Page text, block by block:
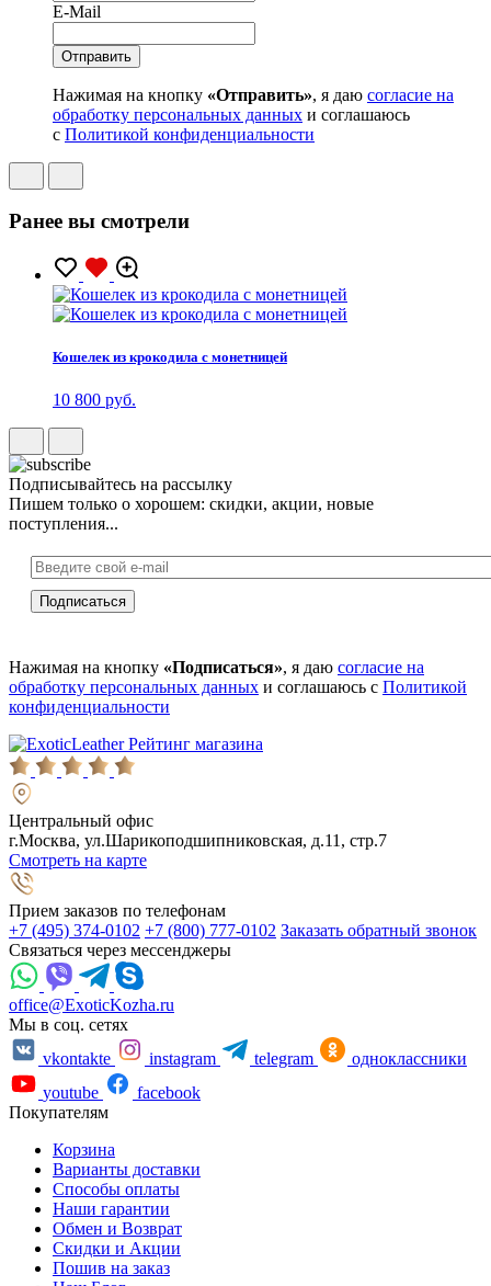
E-Mail
Нажимая на кнопку «Отправить», я даю согласие на
обработку персональных данных и соглашаюсь
с Политикой конфиденциальности
Ранее вы смотрели
Кошелек из крокодила с монетницей
10 800 руб.
Подписывайтесь на рассылку
Пишем только о хорошем: скидки, акции, новые
поступления...
Нажимая на кнопку «Подписаться», я даю согласие на
обработку персональных данных и соглашаюсь с Политикой
конфиденциальности
Рейтинг магазина
Центральный офис
г.Москва, ул.Шарикоподшипниковская, д.11, стр.7
Смотреть на карте
Прием заказов по телефонам
+7 (495) 374-0102 +7 (800) 777-0102 Заказать обратный звонок
Связаться через мессенджеры
office@ExoticKozha.ru
Мы в соц. сетях
vkontakte
instagram telegram
одноклассники
youtube
facebook
Покупателям
Корзина
Варианты доставки
Способы оплаты
Наши гарантии
Обмен и Возврат
Скидки и Акции
Пошив на заказ